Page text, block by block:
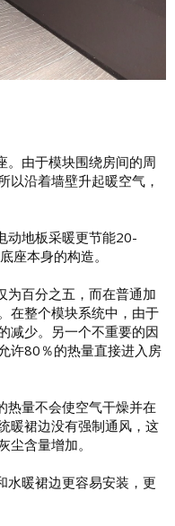
。由于模块围绕房间的周
以沿着墙壁升起暖空气，
动地板采暖更节能20-
座本身的构造。
为百分之五，而在普通加
在整个模块系统中，由于
减少。另一个不重要的因
许80％的热量直接进入房
热量不会使空气干燥并在
暖裙边没有强制通风，这
含量增加。
水暖裙边更容易安装，更